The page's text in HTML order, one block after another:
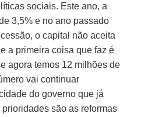
sociais. Este ano, a
3,5% e no ano passado
o capital não aceita
a primeira coisa que faz é
agora temos 12 milhões de
vai continuar
do governo que já
são as reformas